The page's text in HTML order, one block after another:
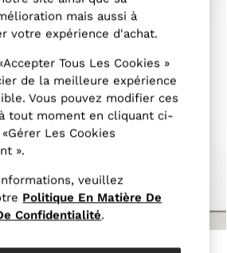
Squares
& Scarves
Racing
Shirts
mais aussi à
votre expérience d'achat.
Tous Les Cookies »
de la meilleure expérience
Vous pouvez modifier ces
tout moment en cliquant ci-
Les Cookies
».
veuillez
Politique En Matière De
Confidentialité.